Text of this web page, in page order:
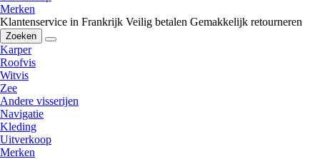
Merken
Klantenservice in Frankrijk Veilig betalen Gemakkelijk retourneren
Zoeken
Karper
Roofvis
Witvis
Zee
Andere visserijen
Navigatie
Kleding
Uitverkoop
Merken